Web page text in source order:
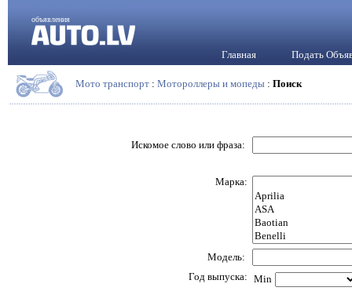
объявления
Главная Подать
Мото транспорт : Мотороллеры и мопеды : Поиск
Искомое слово или фраза:
Марка:
Модель:
Год выпуска: Min